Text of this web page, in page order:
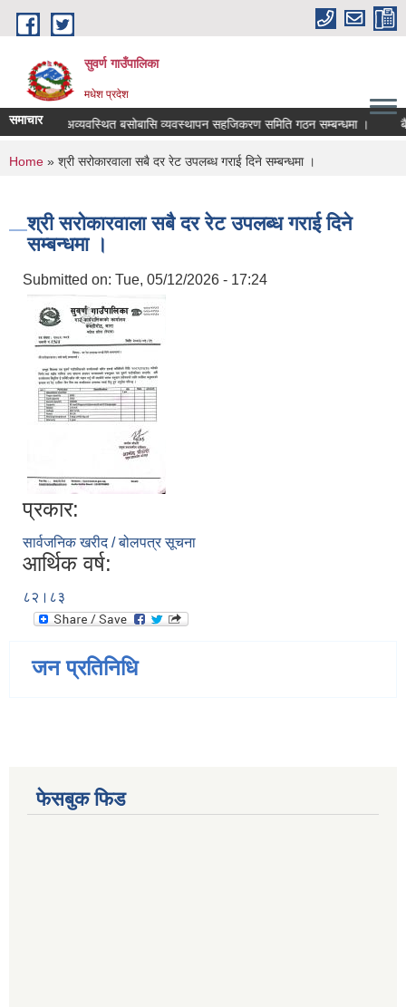
Skip to main content
सुवर्ण गाउँपालिका
मधेश प्रदेश
समाचार
भुमिहिन र अव्यवस्थित बसोबासि व्यवस्थापन सहजिकरण समिति गठन सम्बन्धमा ।
You are here
Home » श्री सरोकारवाला सबै दर रेट उपलब्ध गराई दिने सम्बन्धमा ।
श्री सरोकारवाला सबै दर रेट उपलब्ध गराई दिने
सम्बन्धमा ।
Submitted on: Tue, 05/12/2026 - 17:24
प्रकार:
सार्वजनिक खरीद / बोलपत्र सूचना
आर्थिक वर्ष:
८२।८३
जन प्रतिनिधि
फेसबुक फिड